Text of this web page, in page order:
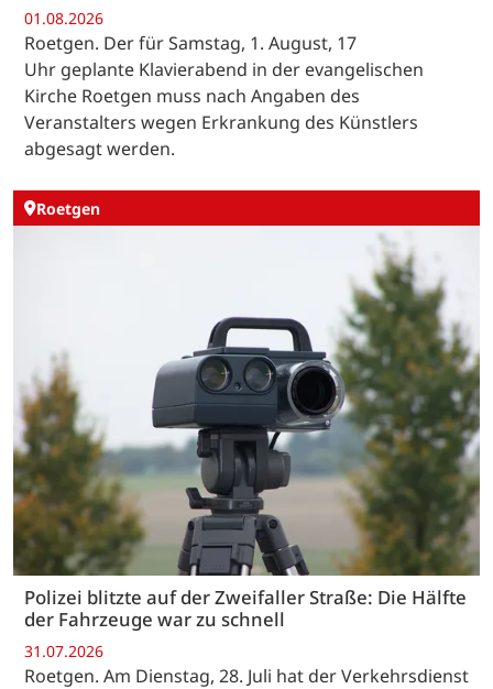
01.08.2026
Roetgen. Der für Samstag, 1. August, 17
Uhr geplante Klavierabend in der evangelischen
Kirche Roetgen muss nach Angaben des
Veranstalters wegen Erkrankung des Künstlers
abgesagt werden.
Roetgen
Polizei blitzte auf der Zweifaller Straße: Die Hälfte
der Fahrzeuge war zu schnell
31.07.2026
Roetgen. Am Dienstag, 28. Juli hat der Verkehrsdienst